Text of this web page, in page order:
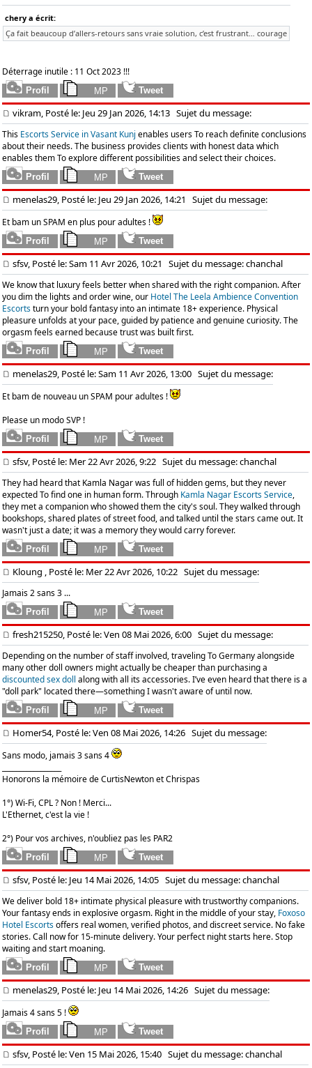
chery a écrit:
Ça fait beaucoup d’allers-retours sans vraie solution, c’est frustrant… courage
Déterrage inutile : 11 Oct 2023 !!!
vikram, Posté le: Jeu 29 Jan 2026, 14:13 Sujet du message:
This Escorts Service in Vasant Kunj enables users To reach definite conclusions
about their needs. The business provides clients with honest data which
enables them To explore different possibilities and select their choices.
menelas29, Posté le: Jeu 29 Jan 2026, 14:21 Sujet du message:
Et bam un SPAM en plus pour adultes !
sfsv, Posté le: Sam 11 Avr 2026, 10:21 Sujet du message: chanchal
We know that luxury feels better when shared with the right companion. After
you dim the lights and order wine, our Hotel The Leela Ambience Convention
Escortsturn your bold fantasy into an intimate 18+ experience. Physical
pleasure unfolds at your pace, guided by patience and genuine curiosity. The
orgasm feels earned because trust was built first.
menelas29, Posté le: Sam 11 Avr 2026, 13:00 Sujet du message:
Et bam de nouveau un SPAM pour adultes !
Please un modo SVP !
sfsv, Posté le: Mer 22 Avr 2026, 9:22 Sujet du message: chanchal
They had heard that Kamla Nagar was full of hidden gems, but they never
expected To find one in human form. Through Kamla Nagar Escorts Service,
they met a companion who showed them the city's soul. They walked through
bookshops, shared plates of street food, and talked until the stars came out. It
wasn't just a date; it was a memory they would carry forever.
Kloung , Posté le: Mer 22 Avr 2026, 10:22 Sujet du message:
Jamais 2 sans 3 ...
fresh215250, Posté le: Ven 08 Mai 2026, 6:00 Sujet du message:
Depending on the number of staff involved, traveling To Germany alongside
many other doll owners might actually be cheaper than purchasing a
discounted sex doll along with all its accessories. I’ve even heard that there is a
"doll park" located there—something I wasn't aware of until now.
Homer54, Posté le: Ven 08 Mai 2026, 14:26 Sujet du message:
Sans modo, jamais 3 sans 4
Honorons la mémoire de CurtisNewton et Chrispas
1°) Wi-Fi, CPL ? Non ! Merci...
L'Ethernet, c'est la vie !
2°) Pour vos archives, n'oubliez pas les PAR2
sfsv, Posté le: Jeu 14 Mai 2026, 14:05 Sujet du message: chanchal
We deliver bold 18+ intimate physical pleasure with trustworthy companions.
Your fantasy ends in explosive orgasm. Right in the middle of your stay, Foxoso
Hotel Escortsoffers real women, verified photos, and discreet service. No fake
stories. Call now for 15-minute delivery. Your perfect night starts here. Stop
waiting and start moaning.
menelas29, Posté le: Jeu 14 Mai 2026, 14:26 Sujet du message:
Jamais 4 sans 5 !
sfsv, Posté le: Ven 15 Mai 2026, 15:40 Sujet du message: chanchal